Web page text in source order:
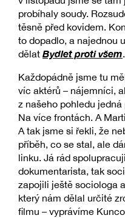
probíhaly soudy.
těsně před kovidem.
to dopadlo, a najednou
dělat Bydlet proti všem.
Každopádně jsme tu
víc aktérů – nájemníci,
z našeho pohledu
Na více frontách. A
A tak jsme si řekli, že
příběh, co se stal, ale
linku. Já rád
dokumentarista, tak
zapojili ještě sociologa
který nám dělal určité
filmu – vyprávíme